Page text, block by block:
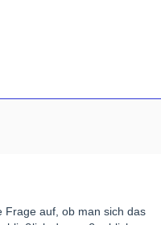
Frage auf, ob man sich das